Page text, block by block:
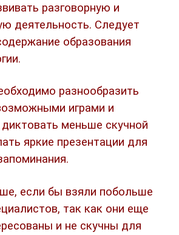
разговорную и
деятельность. Следует
образования
разнообразить
играми и
меньше скучной
яркие презентации для
если бы взяли побольше
так как они еще
и не скучны для